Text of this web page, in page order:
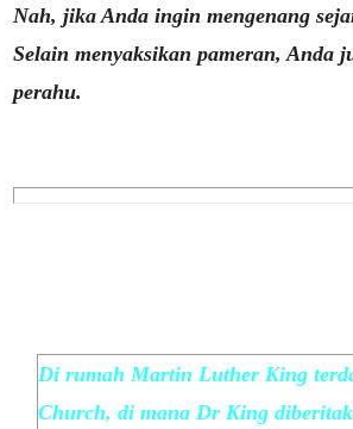
Nah, jika Anda ingin mengenang
Selain menyaksikan pameran, Anda
perahu.
Di rumah Martin Luther King
Church, di mana Dr King